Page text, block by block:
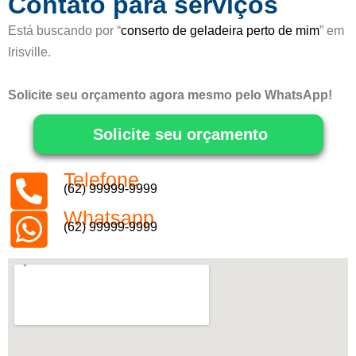
Está buscando por “conserto de geladeira perto de mim” em
Irisville.
Solicite seu orçamento agora mesmo pelo WhatsApp!
Solicite seu orçamento
Telefone
(62) 99999-9999
Whatsapp
(62) 99999-9999